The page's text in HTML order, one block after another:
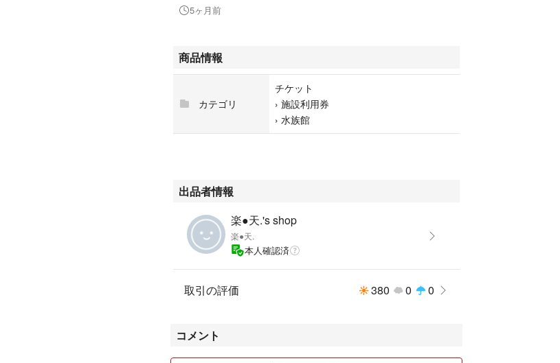
5ヶ月前
商品情報
カテゴリ
チケット
› 施設利用券
› 水族館
出品者情報
楽●天.'s shop
楽●天.
本人確認済
取引の評価 380 0 0
コメント